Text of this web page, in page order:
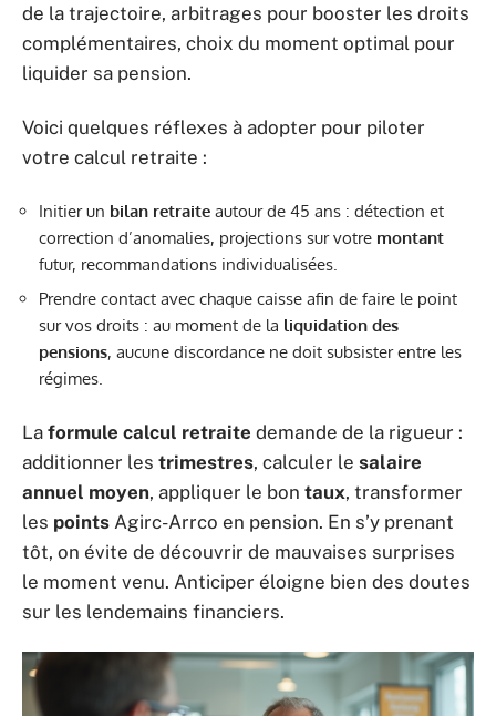
de la trajectoire, arbitrages pour booster les droits
complémentaires, choix du moment optimal pour
liquider sa pension.
Voici quelques réflexes à adopter pour piloter
votre calcul retraite :
Initier un bilan retraite autour de 45 ans : détection et
correction d’anomalies, projections sur votre montant
futur, recommandations individualisées.
Prendre contact avec chaque caisse afin de faire le point
sur vos droits : au moment de la liquidation des
pensions, aucune discordance ne doit subsister entre les
régimes.
La formule calcul retraite demande de la rigueur :
additionner les trimestres, calculer le salaire
annuel moyen, appliquer le bon taux, transformer
les points Agirc-Arrco en pension. En s’y prenant
tôt, on évite de découvrir de mauvaises surprises
le moment venu. Anticiper éloigne bien des doutes
sur les lendemains financiers.